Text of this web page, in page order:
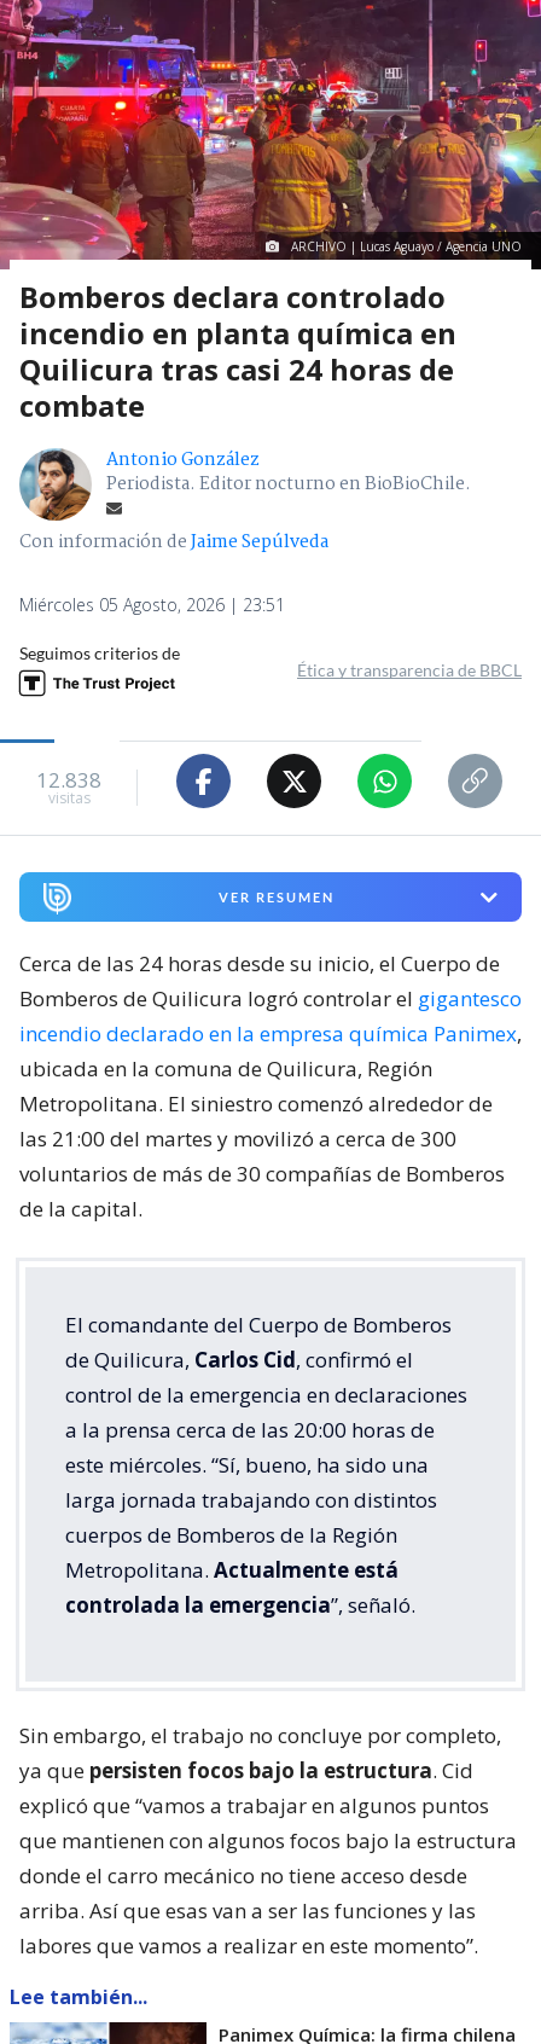
ARCHIVO | Lucas Aguayo / Agencia UNO
Bomberos declara controlado
incendio en planta química en
Quilicura tras casi 24 horas de
combate
Antonio González
Periodista. Editor nocturno en BioBioChile.
Con información deJaime Sepúlveda
Miércoles 05 Agosto, 2026 | 23:51
Seguimos criterios de
Ética y transparencia de BBCL
12.838
visitas
VER RESUMEN
Cerca de las 24 horas desde su inicio, el Cuerpo de
Bomberos de Quilicura logró controlar el gigantesco
incendio declarado en la empresa química Panimex,
ubicada en la comuna de Quilicura, Región
Metropolitana. El siniestro comenzó alrededor de
las 21:00 del martes y movilizó a cerca de 300
voluntarios de más de 30 compañías de Bomberos
de la capital.
El comandante del Cuerpo de Bomberos
de Quilicura, Carlos Cid, confirmó el
control de la emergencia en declaraciones
a la prensa cerca de las 20:00 horas de
este miércoles. “Sí, bueno, ha sido una
larga jornada trabajando con distintos
cuerpos de Bomberos de la Región
Metropolitana. Actualmente está
controlada la emergencia”, señaló.
Sin embargo, el trabajo no concluye por completo,
ya que persisten focos bajo la estructura. Cid
explicó que “vamos a trabajar en algunos puntos
que mantienen con algunos focos bajo la estructura
donde el carro mecánico no tiene acceso desde
arriba. Así que esas van a ser las funciones y las
labores que vamos a realizar en este momento”.
Lee también...
Panimex Química: la firma chilena